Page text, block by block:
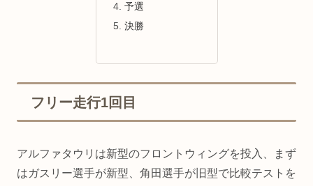
予選
決勝
フリー走行1回目
アルファタウリは新型のフロントウィングを投入、まず
はガスリー選手が新型、角田選手が旧型で比較テストを